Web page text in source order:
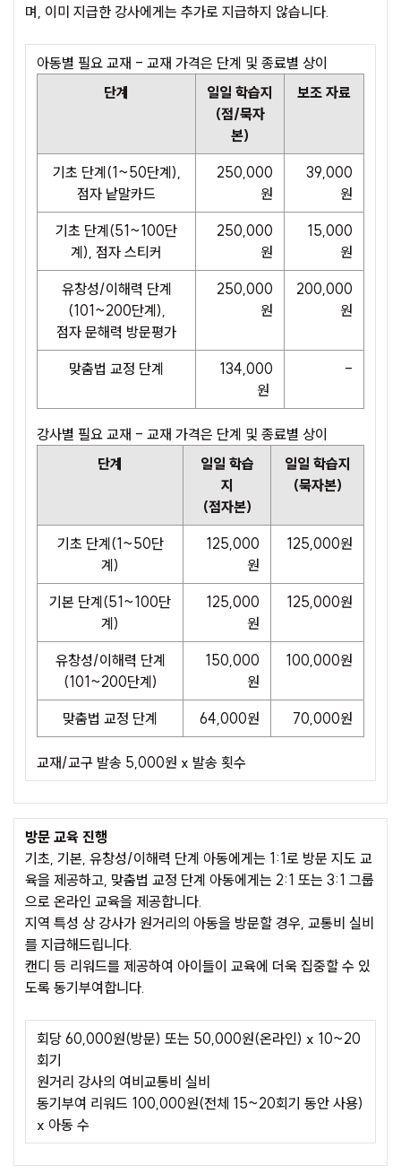
며, 이미 지급한 강사에게는 추가로 지급하지 않습니다.
아동별 필요 교재 - 교재 가격은 단계 및 종료별 상이
단계
일일 학습지
(점/묵자
본)
보조 자료
기초 단계(1~50단계),
점자 낱말카드
250,000
원
39,000
원
기초 단계(51~100단
계), 점자 스티커
250,000
원
15,000
원
유창성/이해력 단계
(101~200단계),
점자 문해력 방문평가
250,000
원
200,000
원
맞춤법 교정 단계
134,000
원
-
강사별 필요 교재 - 교재 가격은 단계 및 종료별 상이
단계
일일 학습
지
(점자본)
일일 학습지
(묵자본)
기초 단계(1~50단
계)
125,000
원
125,000원
기본 단계(51~100단
계)
125,000
원
125,000원
유창성/이해력 단계
(101~200단계)
150,000
원
100,000원
맞춤법 교정 단계 64,000원 70,000원
교재/교구 발송 5,000원 x 발송 횟수
방문 교육 진행
기초, 기본, 유창성/이해력 단계 아동에게는 1:1로 방문 지도 교
육을 제공하고, 맞춤법 교정 단계 아동에게는 2:1 또는 3:1 그룹
으로 온라인 교육을 제공합니다.
지역 특성 상 강사가 원거리의 아동을 방문할 경우, 교통비 실비
를 지급해드립니다.
캔디 등 리워드를 제공하여 아이들이 교육에 더욱 집중할 수 있
도록 동기부여합니다.
회당 60,000원(방문) 또는 50,000원(온라인) x 10~20
회기
원거리 강사의 여비교통비 실비
동기부여 리워드 100,000원(전체 15~20회기 동안 사용)
x 아동 수